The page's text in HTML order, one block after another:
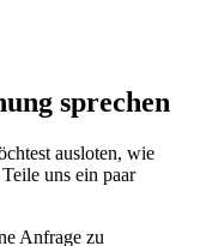
sprechen
ausloten, wie
uns ein paar
Anfrage zu